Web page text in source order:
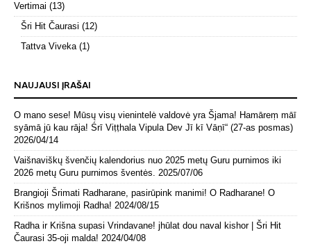
Vertimai (13)
Šri Hit Čaurasi (12)
Tattva Viveka(1)
NAUJAUSI ĮRAŠAI
O mano sese! Mūsų visų vienintelė valdovė yra Šjama! Hamāreṃ māī
syāmā jū kau rāja! Śrī Viṭṭhala Vipula Dev Jī kī Vāṇī“ (27-as posmas)
2026/04/14
Vaišnaviškų švenčių kalendorius nuo 2025 metų Guru purnimos iki
2026 metų Guru purnimos šventės. 2025/07/06
Brangioji Šrimati Radharane, pasirūpink manimi! O Radharane! O
Krišnos mylimoji Radha! 2024/08/15
Radha ir Krišna supasi Vrindavane! jhūlat dou naval kishor | Šri Hit
Čaurasi 35-oji malda! 2024/04/08